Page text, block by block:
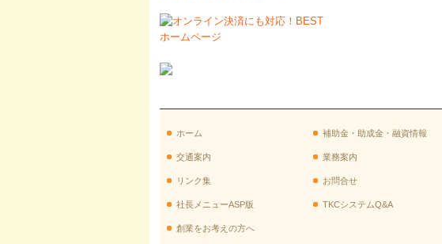
ホーム 補助金・助成金・融資情報
交通案内 業務案内
リンク集 お問合せ
社長メニューASP版 TKCシステムQ&A
創業をお考えの方へ